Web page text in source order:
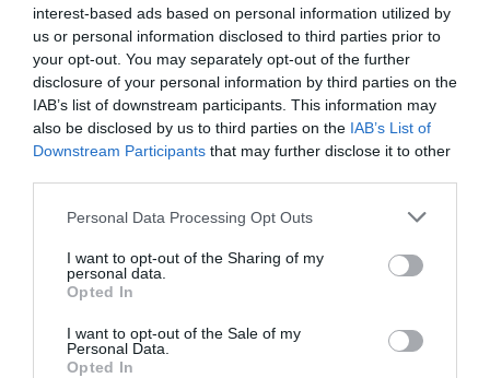
interest-based ads based on personal information utilized by
us or personal information disclosed to third parties prior to
your opt-out. You may separately opt-out of the further
disclosure of your personal information by third parties on the
IAB’s list of downstream participants. This information may
also be disclosed by us to third parties on the IAB’s List of
Downstream Participants that may further disclose it to other
Please note that this website/app uses one or more Google
not limited to your visit or usage behaviour. You may click to
grant or deny consent to Google and its third-party tags to
use your data for below specified purposes in below Google
consent section.
Personal Data Processing Opt Outs
I want to opt-out of the Sharing of my
personal data.
Opted In
I want to opt-out of the Sale of my
Personal Data.
Opted In
tartozunk,, ahol hétvégenként vacsora
közben kellemes,halk élőzenével
(20:00-tól) kényeztetjük a hozzánk
betérőket. Este, 22:00 után igazi
mulatós hangulatú muzsikálás veszi
kezdetét hajnal 2:00 óráig. Zenekarunk
igényes és a 20-as évektől napjainkig
Számunkra a legfontosabb, hogy
környezetben tölthessenek el egy
Vállaljuk esküvök, születésnapok,
vállalati-üzleti rendezvények teljes körü
Mutass többet
Kapcsolat
info@koborlovendeglo.hu
http://www.koborlovendeglo.hu
https://www.facebook.com/koborlovendeglo